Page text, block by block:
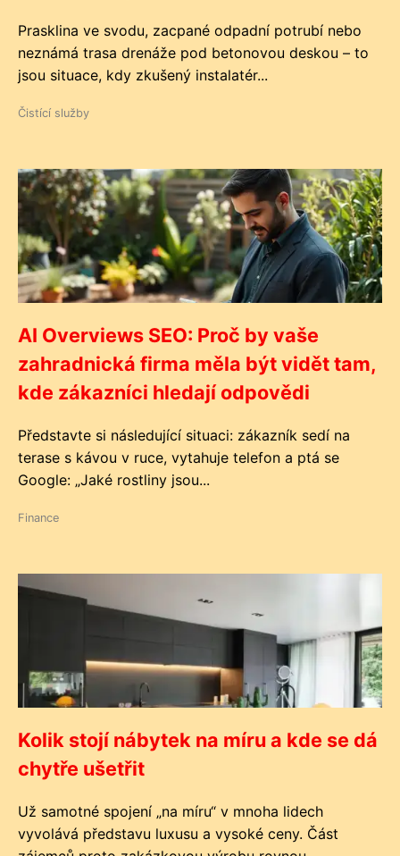
Prasklina ve svodu, zacpané odpadní potrubí nebo
neznámá trasa drenáže pod betonovou deskou – to
jsou situace, kdy zkušený instalatér...
Čistící služby
AI Overviews SEO: Proč by vaše
zahradnická firma měla být vidět tam,
kde zákazníci hledají odpovědi
Představte si následující situaci: zákazník sedí na
terase s kávou v ruce, vytahuje telefon a ptá se
Google: „Jaké rostliny jsou...
Finance
Kolik stojí nábytek na míru a kde se dá
chytře ušetřit
Už samotné spojení „na míru“ v mnoha lidech
vyvolává představu luxusu a vysoké ceny. Část